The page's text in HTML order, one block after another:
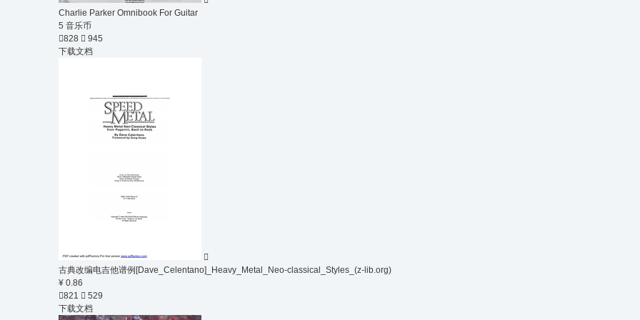
Charlie Parker Omnibook For Guitar
5 音乐币
828  945
下载文档

古典改编电吉他谱例[Dave_Celentano]_Heavy_Metal_Neo-classical_Styles_(z-lib.org)
¥ 0.86
821  529
下载文档